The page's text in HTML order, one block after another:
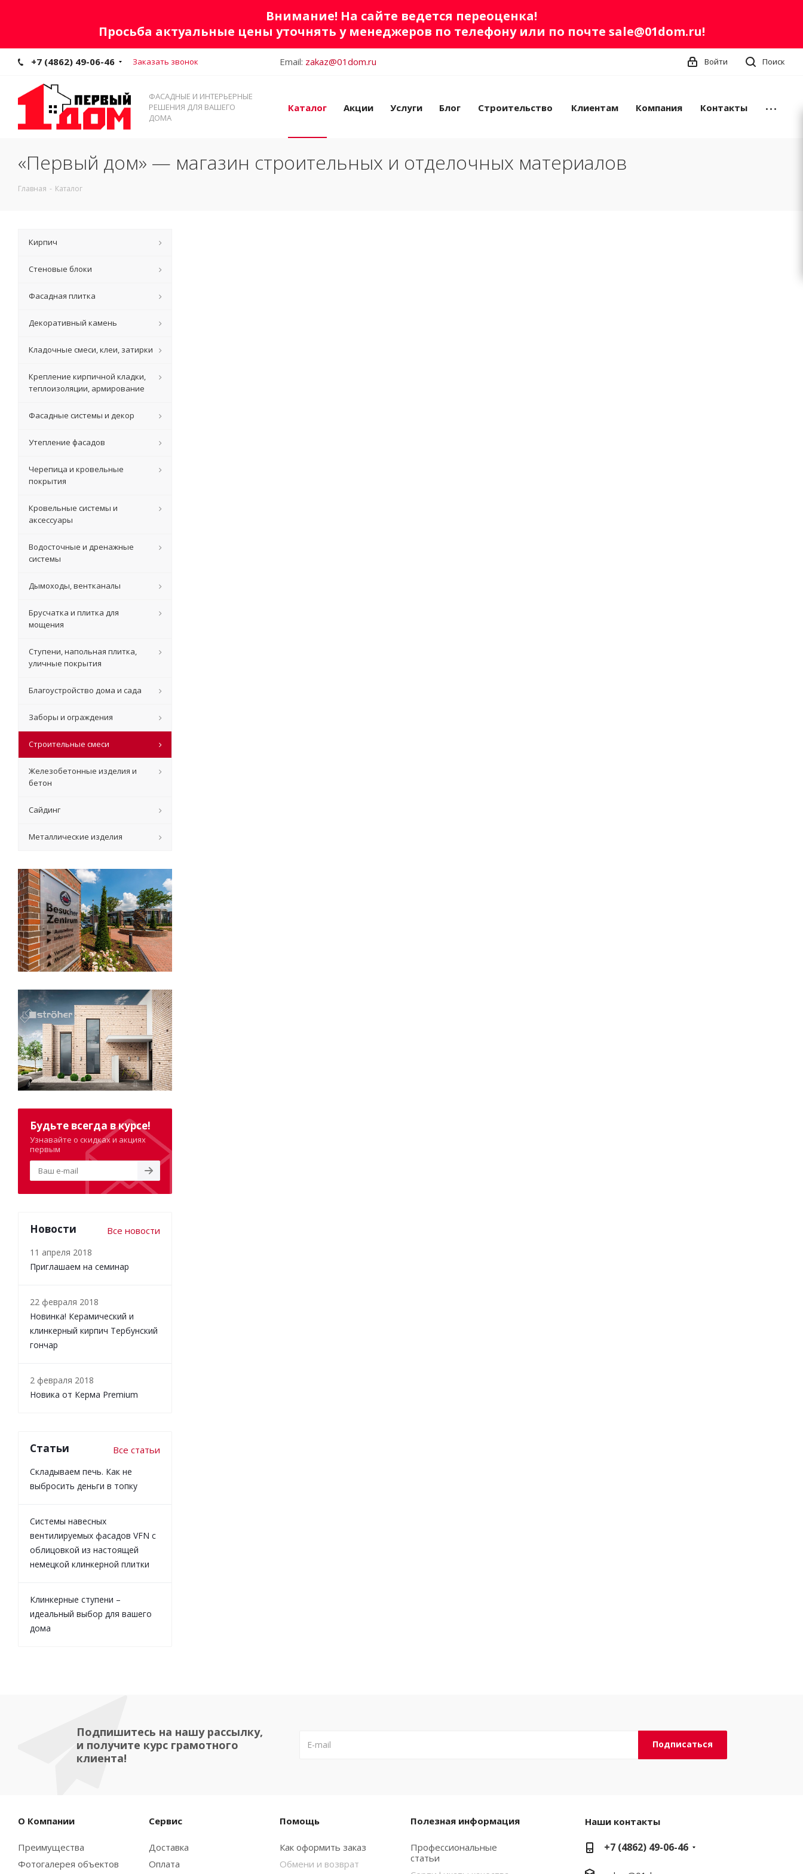
Внимание! На сайте ведется переоценка!
Просьба актуальные цены уточнять у менеджеров по телефону или по почте sale@01dom.ru!
+7 (4862) 49-06-46 Заказать звонок Email: zakaz@01dom.ru Поиск
Войти
ФАСАДНЫЕ И ИНТЕРЬЕРНЫЕ
РЕШЕНИЯ ДЛЯ ВАШЕГО
ДОМА
Каталог Акции Услуги Блог Строительство Клиентам Компания Контакты
«Первый дом» — магазин строительных и отделочных материалов
Главная - Каталог
Кирпич
Стеновые блоки
Фасадная плитка
Декоративный камень
Кладочные смеси, клеи, затирки
Крепление кирпичной кладки,
теплоизоляции, армирование
Фасадные системы и декор
Утепление фасадов
Черепица и кровельные
покрытия
Кровельные системы и
аксессуары
Водосточные и дренажные
системы
Дымоходы, вентканалы
Брусчатка и плитка для
мощения
Ступени, напольная плитка,
уличные покрытия
Благоустройство дома и сада
Заборы и ограждения
Строительные смеси
Железобетонные изделия и
бетон
Сайдинг
Металлические изделия
Будьте всегда в курсе!
Узнавайте о скидках и акциях
первым
Новости Все новости
11 апреля 2018
Приглашаем на семинар
22 февраля 2018
Новинка! Керамический и
клинкерный кирпич Тербунский
гончар
2 февраля 2018
Новика от Керма Premium
Статьи Все статьи
Складываем печь. Как не
выбросить деньги в топку
Системы навесных
вентилируемых фасадов VFN с
облицовкой из настоящей
немецкой клинкерной плитки
Клинкерные ступени –
идеальный выбор для вашего
дома
Подпишитесь на нашу рассылку,
и получите курс грамотного
клиента!
О Компании
Преимущества
Фотогалерея объектов
Сервис
Доставка
Оплата
Помощь
Как оформить заказ
Обмени и возврат
Полезная информация
Профессиональные
статьи
Наши контакты
+7 (4862) 49-06-46